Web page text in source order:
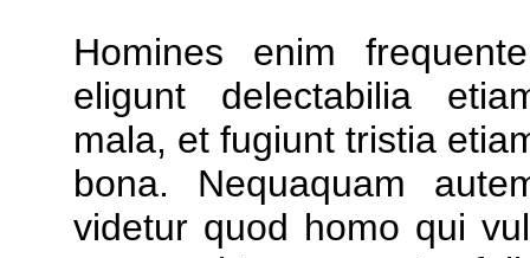
Homines enim
eligunt delectabilia
mala, et fugiunt tristia
bona. Nequaquam
videtur quod homo qui